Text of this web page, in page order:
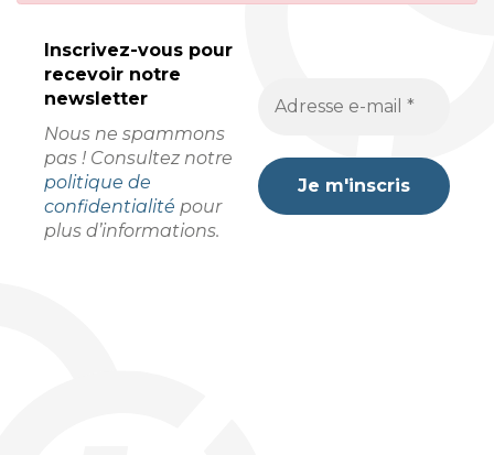
Inscrivez-vous pour
recevoir notre
newsletter
Nous ne spammons
pas ! Consultez notre
politique de
confidentialité pour
plus d’informations.